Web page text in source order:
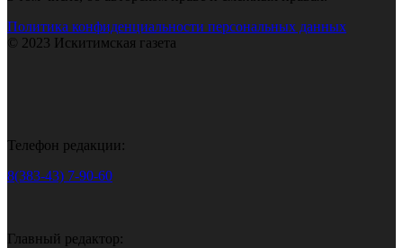
Политика конфиденциальности персональных данных
© 2023 Искитимская газета
Телефон редакции:
8(383-43) 7-90-60
Главный редактор: